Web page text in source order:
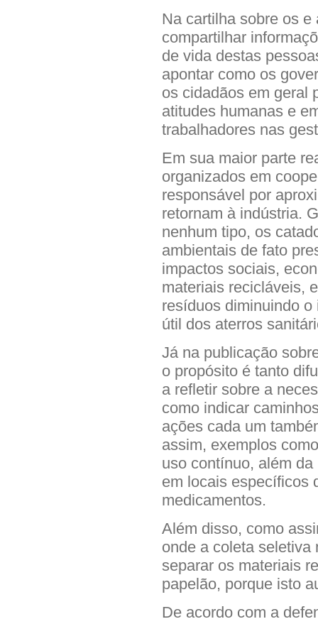
Na cartilha sobre os
compartilhar
de vida destas
apontar como os
os cidadãos em geral
atitudes humanas e
trabalhadores nas
Em sua maior parte
organizados em
responsável por
retornam à indústria.
nenhum tipo, os
ambientais de fato
impactos sociais,
materiais recicláveis,
resíduos diminuindo
útil dos aterros
Já na publicação
o propósito é tanto
a refletir sobre a
como indicar
ações cada um
assim, exemplos
uso contínuo, além
em locais específicos
medicamentos.
Além disso, como
onde a coleta seletiva
separar os materiais
papelão, porque isto
De acordo com a